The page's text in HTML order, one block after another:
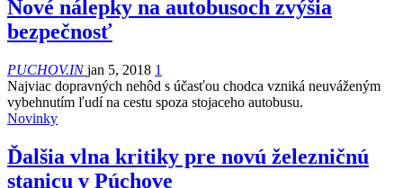
Nové nálepky na autobusoch zvýšia
bezpečnosť
PUCHOV.INjan 5, 2018 1
Najviac dopravných nehôd s účasťou chodca vzniká neuváženým
vybehnutím ľudí na cestu spoza stojaceho autobusu.
Novinky
Ďalšia vlna kritiky pre novú železničnú
stanicu v Púchove